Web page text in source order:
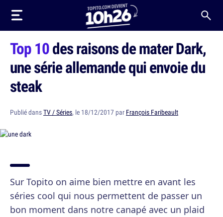
Top 10des raisons de mater Dark,
une série allemande qui envoie du
steak
Publié dansTV / Séries, le 18/12/2017 par François Faribeault
Sur Topito on aime bien mettre en avant les
séries cool qui nous permettent de passer un
bon moment dans notre canapé avec un plaid